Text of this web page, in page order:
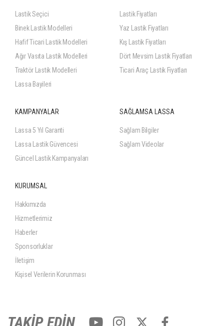
Lastik Seçici
Binek Lastik Modelleri
Hafif Ticari Lastik Modelleri
Ağır Vasıta Lastik Modelleri
Traktör Lastik Modelleri
Lassa Bayileri
Lastik Fiyatları
Yaz Lastik Fiyatları
Kış Lastik Fiyatları
Dört Mevsim Lastik Fiyatları
Ticari Araç Lastik Fiyatları
KAMPANYALAR
Lassa 5 Yıl Garanti
Lassa Lastik Güvencesi
Güncel Lastik Kampanyaları
SAĞLAMSA LASSA
Sağlam Bilgiler
Sağlam Videolar
KURUMSAL
Hakkımızda
Hizmetlerimiz
Haberler
Sponsorluklar
İletişim
Kişisel Verilerin Korunması
TAKİP EDİN